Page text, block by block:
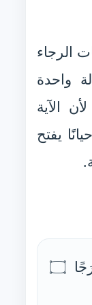
الرجاء
واحدة
الآية
يفتح
﴿وَمَن يَتَّقِ اللَّهَ يَجْعَل لَّهُ مَخْرَجًا ۝